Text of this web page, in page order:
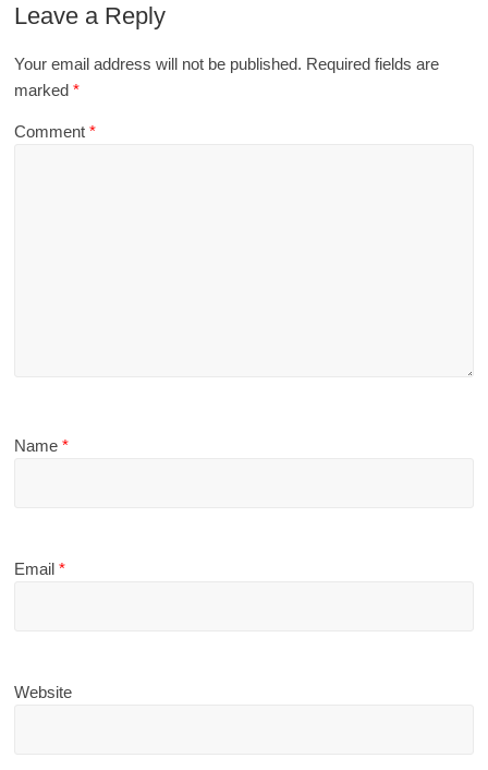
Leave a Reply
Your email address will not be published. Required fields are
marked*
Comment*
Name*
Email*
Website